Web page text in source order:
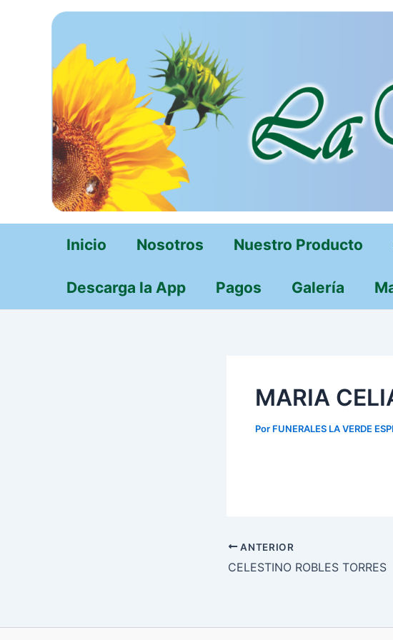
Inicio Nosotros Nuestro Producto
Descarga la App Pagos Galería
MARIA
Por FUNERALES LA VERDE
ANTERIOR
CELESTINO ROBLES TORRES